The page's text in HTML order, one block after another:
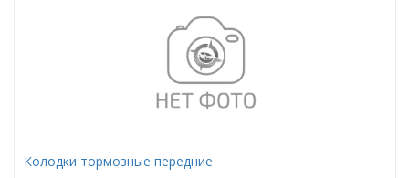
Колодки тормозные передние